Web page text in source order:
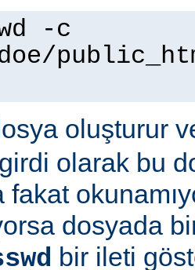
-c
oluşturur
olarak bu
fakat
dosyada
bir ileti